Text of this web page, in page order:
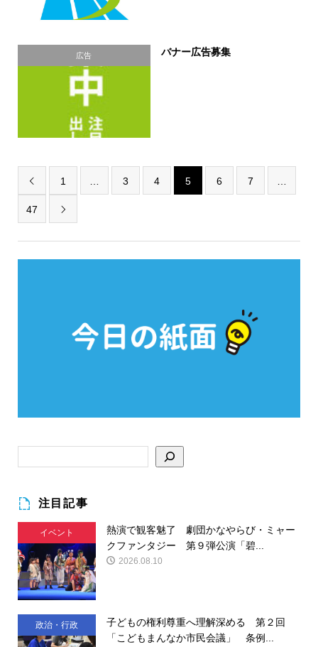
広告 バナー広告募集
 1 3 4 5 6 7
47 
注目記事
イベント
熱演で観客魅了 劇団かなやらび・ミャー
クファンタジー 第９弾公演「碧...
2026.08.10
政治・行政
子どもの権利尊重へ理解深める 第２回
「こどもまんなか市民会議」 条例...